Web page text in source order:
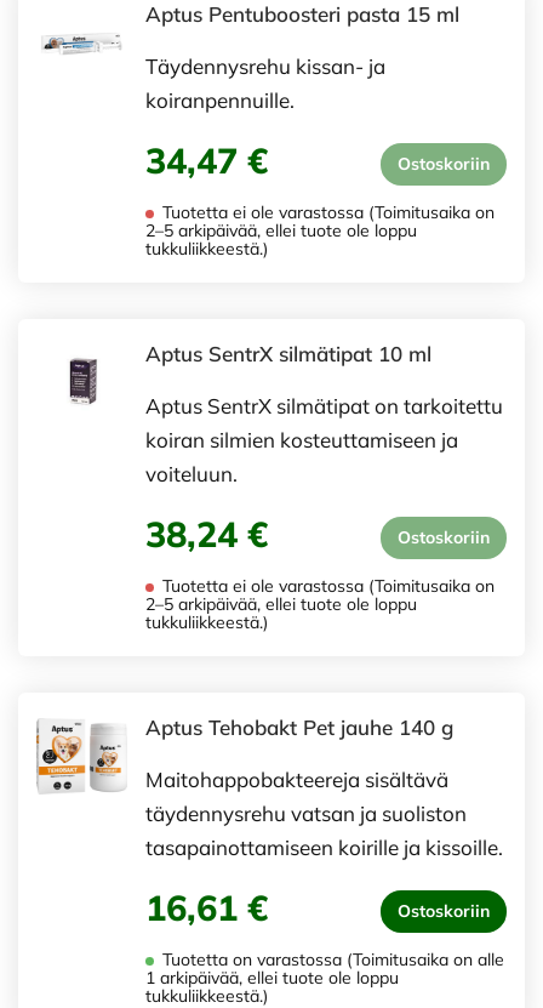
Aptus Pentuboosteri pasta 15 ml
Täydennysrehu kissan- ja
koiranpennuille.
34,47 € Ostoskoriin
Tuotetta ei ole varastossa (Toimitusaika on
2–5 arkipäivää, ellei tuote ole loppu
tukkuliikkeestä.)
Aptus SentrX silmätipat 10 ml
Aptus SentrX silmätipat on tarkoitettu
koiran silmien kosteuttamiseen ja
voiteluun.
38,24 € Ostoskoriin
Tuotetta ei ole varastossa (Toimitusaika on
2–5 arkipäivää, ellei tuote ole loppu
tukkuliikkeestä.)
Aptus Tehobakt Pet jauhe 140 g
Maitohappobakteereja sisältävä
täydennysrehu vatsan ja suoliston
tasapainottamiseen koirille ja kissoille.
16,61 € Ostoskoriin
Tuotetta on varastossa (Toimitusaika on alle
1 arkipäivää, ellei tuote ole loppu
tukkuliikkeestä.)